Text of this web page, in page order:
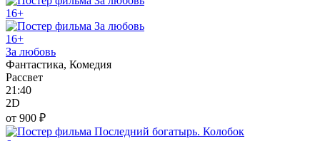
16+
16+
За любовь
Фантастика, Комедия
Рассвет
21:40
2D
от 900 ₽